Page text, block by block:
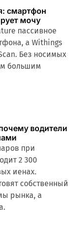
смартфон
мочу
пассивное
а Withings
Без носимых
большим
водители
при
2 300
иенах.
собственный
рынка, а